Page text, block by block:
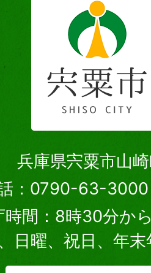
庫県宍粟市山崎
：0790-63-3000
時間：8時30分か
、日曜、祝日、年